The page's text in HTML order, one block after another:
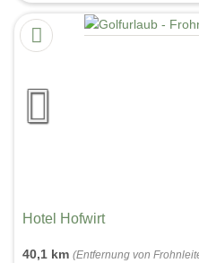
Hotel Hofwirt
40,1 km (Entfernung von